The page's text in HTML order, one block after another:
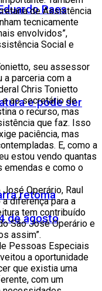
Paes
e pode ser
retoma
de agosto
de Assistência
tecnicamente
envolvidos”,
Social e
seu assessor
a parceria com a
Chris Tonietto
ao secretário de
o recurso, mas
que faz. Isso
paciência, mas
E, como a
estou vendo quantas
emendas e como o
Operário, Raul
diferença para a
tem contribuído
São José Operário e
assim”.
Pessoas Especiais
a oportunidade
que existia uma
com um